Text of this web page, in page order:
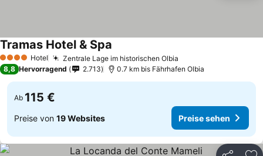
4 Sterne Hotel Zentrale Lage im historischen Olbia
Tramas Hotel & Spa
8,8 Hervorragend 2.713 0.7 km bis Fährhafen Olbia
Ab 115 €
Preise von 19 Websites Preise sehen